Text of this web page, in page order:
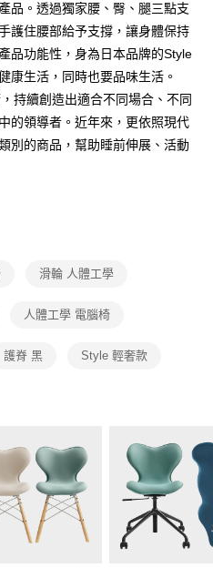
品。透過獨家腰、臀、腿三點支
護住腰部給予支撐，讓身體保持
品功能性，身為日本品牌的Style
康生活，同時也要品味生活。
持續創造出適合不同場合、不同
的領導者。近年來，更依照現代
別的商品，幫助睡前伸展、活動
滑輪 人體工學
人體工學 電腦椅
護脊 黑 Style 輕奢款